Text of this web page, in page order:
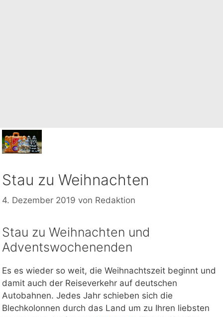
Stau zu Weihnachten
4. Dezember 2019 von Redaktion
Stau zu Weihnachten und
Adventswochenenden
Es es wieder so weit, die Weihnachtszeit beginnt und
damit auch der Reiseverkehr auf deutschen
Autobahnen. Jedes Jahr schieben sich die
Blechkolonnen durch das Land um zu Ihren liebsten